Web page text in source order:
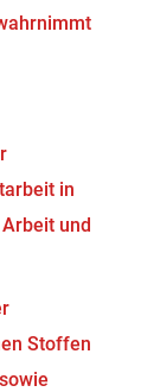
in
und
Stoffen